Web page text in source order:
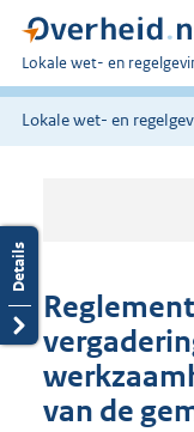
U
bent
hier:
Lokale wet- en
Lokale wet- en
van de